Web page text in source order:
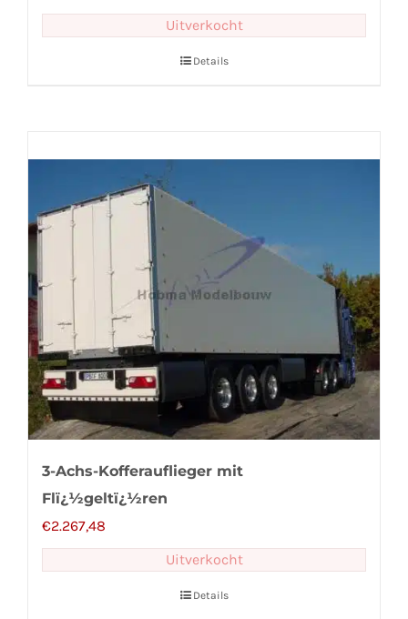
Uitverkocht
Details
3-Achs-Kofferauflieger mit
Flï¿½geltï¿½ren
€2.267,48
Uitverkocht
Details